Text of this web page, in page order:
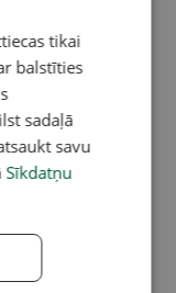
tikai
balstīties
sadaļā
savu
Sīkdatņu